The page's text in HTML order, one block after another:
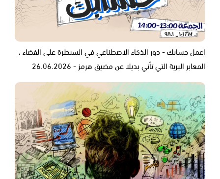
اعمل حسابك - دور الذكاء الاصطناعي في السيطرة على الفضاء ،
المعابر البرية التي تأتي بديلا عن مضيق هرمز - 26.06.2026